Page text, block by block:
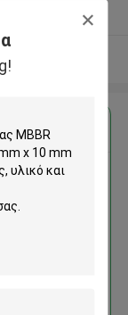
για
5 mm x 10